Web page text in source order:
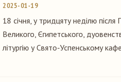
2025-01-19
18 січня, у тридцяту неділю
Великого, Єгипетського,
літургію у Свято-Успенському